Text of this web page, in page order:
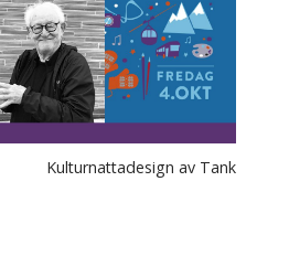
Kulturnattadesign av Tank